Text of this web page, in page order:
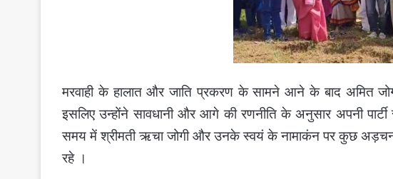
मरवाही के हालात और जाति प्रकरण के सामने आने के बाद अमित
इसलिए उन्होंने सावधानी और आगे की रणनीति के अनुसार अपनी
समय में श्रीमती ऋचा जोगी और उनके स्वयं के नामाकंन पर कुछ अड़चन
रहे ।